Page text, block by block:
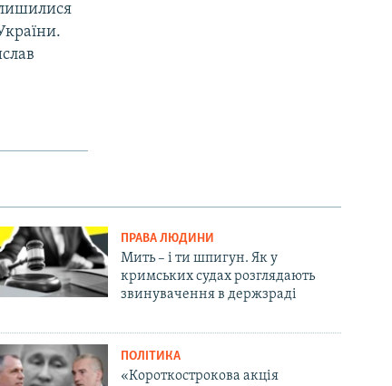
ПРАВА ЛЮДИНИ
Мить – і ти шпигун. Як у
кримських судах розглядають
звинувачення в держзраді
ПОЛІТИКА
«Короткострокова акція